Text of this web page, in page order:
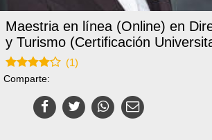
Maestria en línea (Online) en
y Turismo (Certificación
(1)
Comparte: